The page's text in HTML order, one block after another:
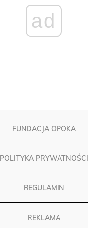
ad
FUNDACJA OPOKA
POLITYKA PRYWATNOŚCI
REGULAMIN
REKLAMA